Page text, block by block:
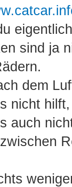
sind ja
dem
nicht
auch